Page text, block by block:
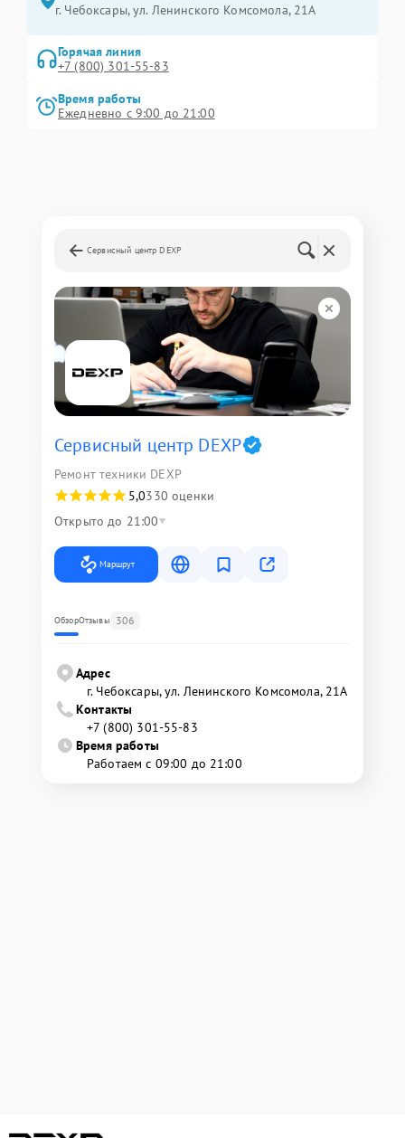
г. Чебоксары, ул. Ленинского Комсомола, 21А
Горячая линия
+7 (800) 301-55-83
Время работы
Ежедневно с 9:00 до 21:00
Сервисный центр DEXP
Сервисный центр DEXP
Ремонт техники DEXP
5,0330 оценки
Открыто до 21:00
Маршрут
ОбзорОтзывы 306
Адрес
г. Чебоксары, ул. Ленинского Комсомола, 21А
Контакты
+7 (800) 301-55-83
Время работы
Работаем с 09:00 до 21:00